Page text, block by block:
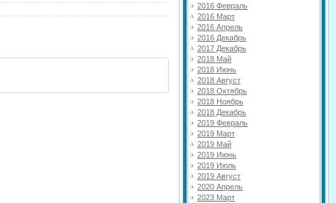
2016 Февраль
2016 Март
2016 Апрель
2016 Декабрь
2017 Декабрь
2018 Май
2018 Июнь
2018 Август
2018 Октябрь
2018 Ноябрь
2018 Декабрь
2019 Февраль
2019 Март
2019 Май
2019 Июнь
2019 Июль
2019 Август
2020 Апрель
2023 Март